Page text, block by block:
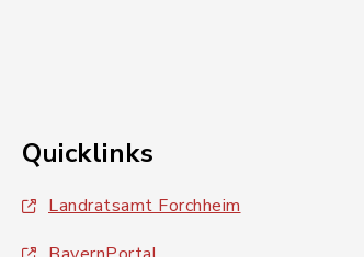
Quicklinks
Landratsamt Forchheim